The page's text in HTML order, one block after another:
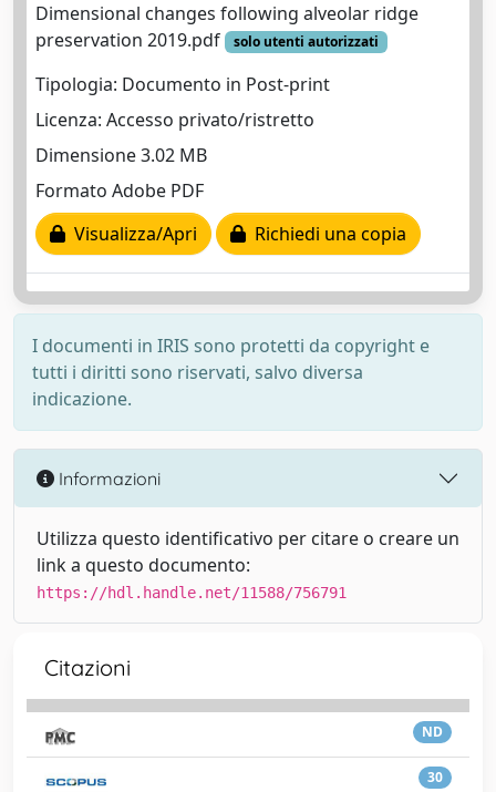
Dimensional changes following alveolar ridge
preservation 2019.pdf
solo utenti autorizzati
Tipologia: Documento in Post-print
Licenza: Accesso privato/ristretto
Dimensione 3.02 MB
Formato Adobe PDF
Visualizza/Apri
Richiedi una copia
I documenti in IRIS sono protetti da copyright e
tutti i diritti sono riservati, salvo diversa
indicazione.
Informazioni
Utilizza questo identificativo per citare o creare un
link a questo documento:
https://hdl.handle.net/11588/756791
Citazioni
ND
30